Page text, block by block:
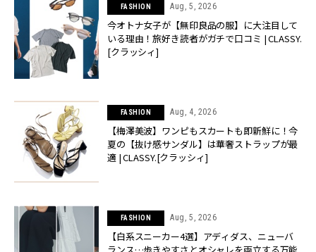
FASHION Aug, 5, 2026
今オトナ女子が【無印良品の服】に大注目して
いる理由！旅好き読者がガチで口コミ | CLASSY.
[クラッシィ]
FASHION Aug, 4, 2026
【梅澤美波】ワンピもスカートも即新鮮に！今
夏の【抜け感サンダル】は華奢ストラップが最
適 | CLASSY.[クラッシィ]
FASHION Aug, 5, 2026
【白系スニーカー4選】アディダス、ニューバ